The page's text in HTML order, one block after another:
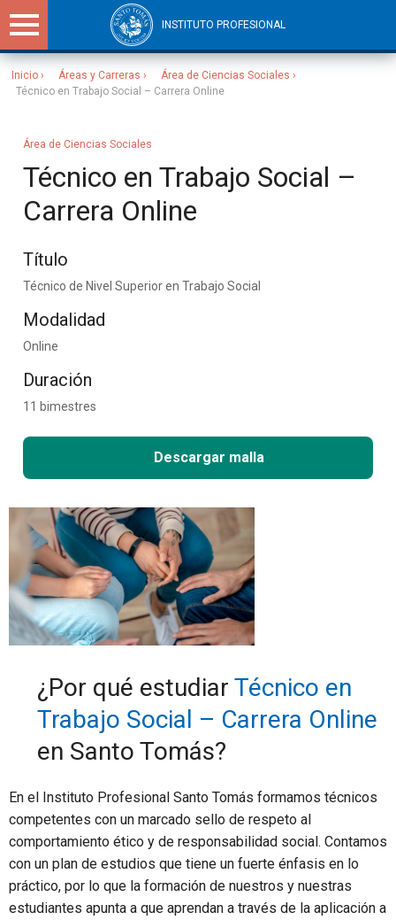
INSTITUTO PROFESIONAL
Sitios Santo Tomás
Inicio Áreas y Carreras
Área de Ciencias Sociales
Técnico en Trabajo Social – Carrera Online
Área de Ciencias Sociales
Técnico en Trabajo Social –
Carrera Online
Título
Técnico de Nivel Superior en Trabajo Social
Modalidad
Online
Duración
11 bimestres
Descargar malla
¿Por qué estudiar Técnico en
Trabajo Social – Carrera Online
en Santo Tomás?
En el Instituto Profesional Santo Tomás formamos técnicos
competentes con un marcado sello de respeto al
comportamiento ético y de responsabilidad social. Contamos
con un plan de estudios que tiene un fuerte énfasis en lo
práctico, por lo que la formación de nuestros y nuestras
estudiantes apunta a que aprendan a través de la aplicación a